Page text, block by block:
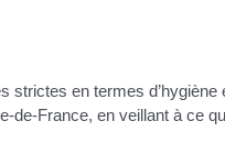
strictes en termes d’hygiène
de-France, en veillant à ce